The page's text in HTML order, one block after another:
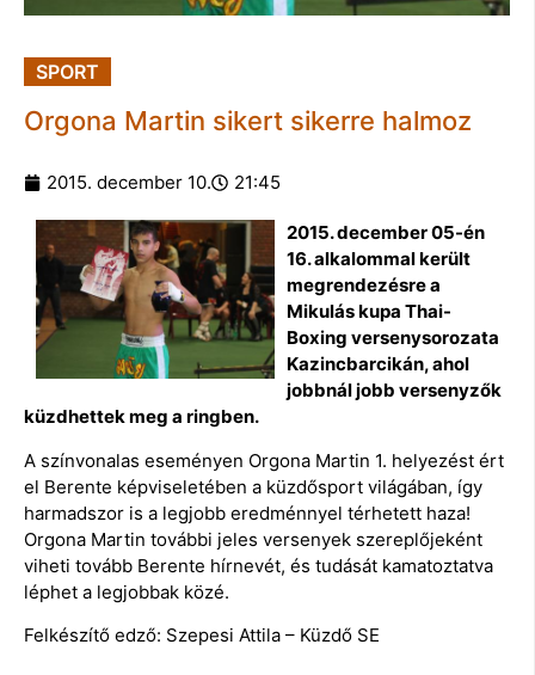
SPORT
Orgona Martin sikert sikerre halmoz
2015. december 10. 21:45
2015. december 05-én
16. alkalommal került
megrendezésre a
Mikulás kupa Thai-
Boxing versenysorozata
Kazincbarcikán, ahol
jobbnál jobb versenyzők
küzdhettek meg a ringben.
A színvonalas eseményen Orgona Martin 1. helyezést ért
el Berente képviseletében a küzdősport világában, így
harmadszor is a legjobb eredménnyel térhetett haza!
Orgona Martin további jeles versenyek szereplőjeként
viheti tovább Berente hírnevét, és tudását kamatoztatva
léphet a legjobbak közé.
Felkészítő edző: Szepesi Attila – Küzdő SE